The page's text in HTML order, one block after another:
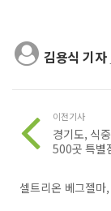
김용식 기자
이전기사
경기도, 식
500곳 특별
셀트리온 베그젤